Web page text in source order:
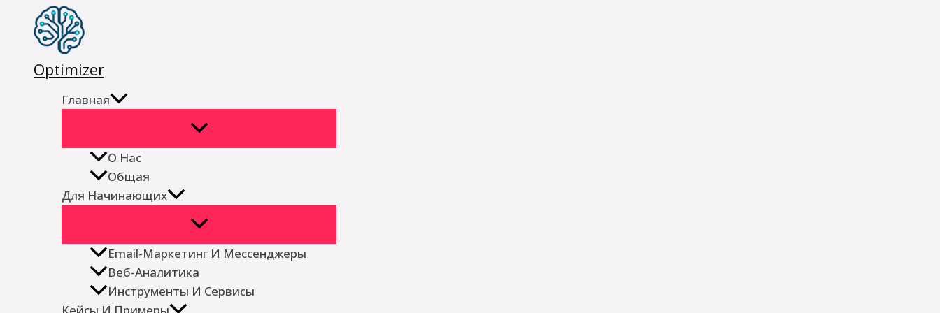
Перейти
содержимому
Optimizer
Главная
О Нас
Общая
Для Начинающих
Email-Маркетинг И Мессенджеры
Веб-Аналитика
Инструменты И Сервисы